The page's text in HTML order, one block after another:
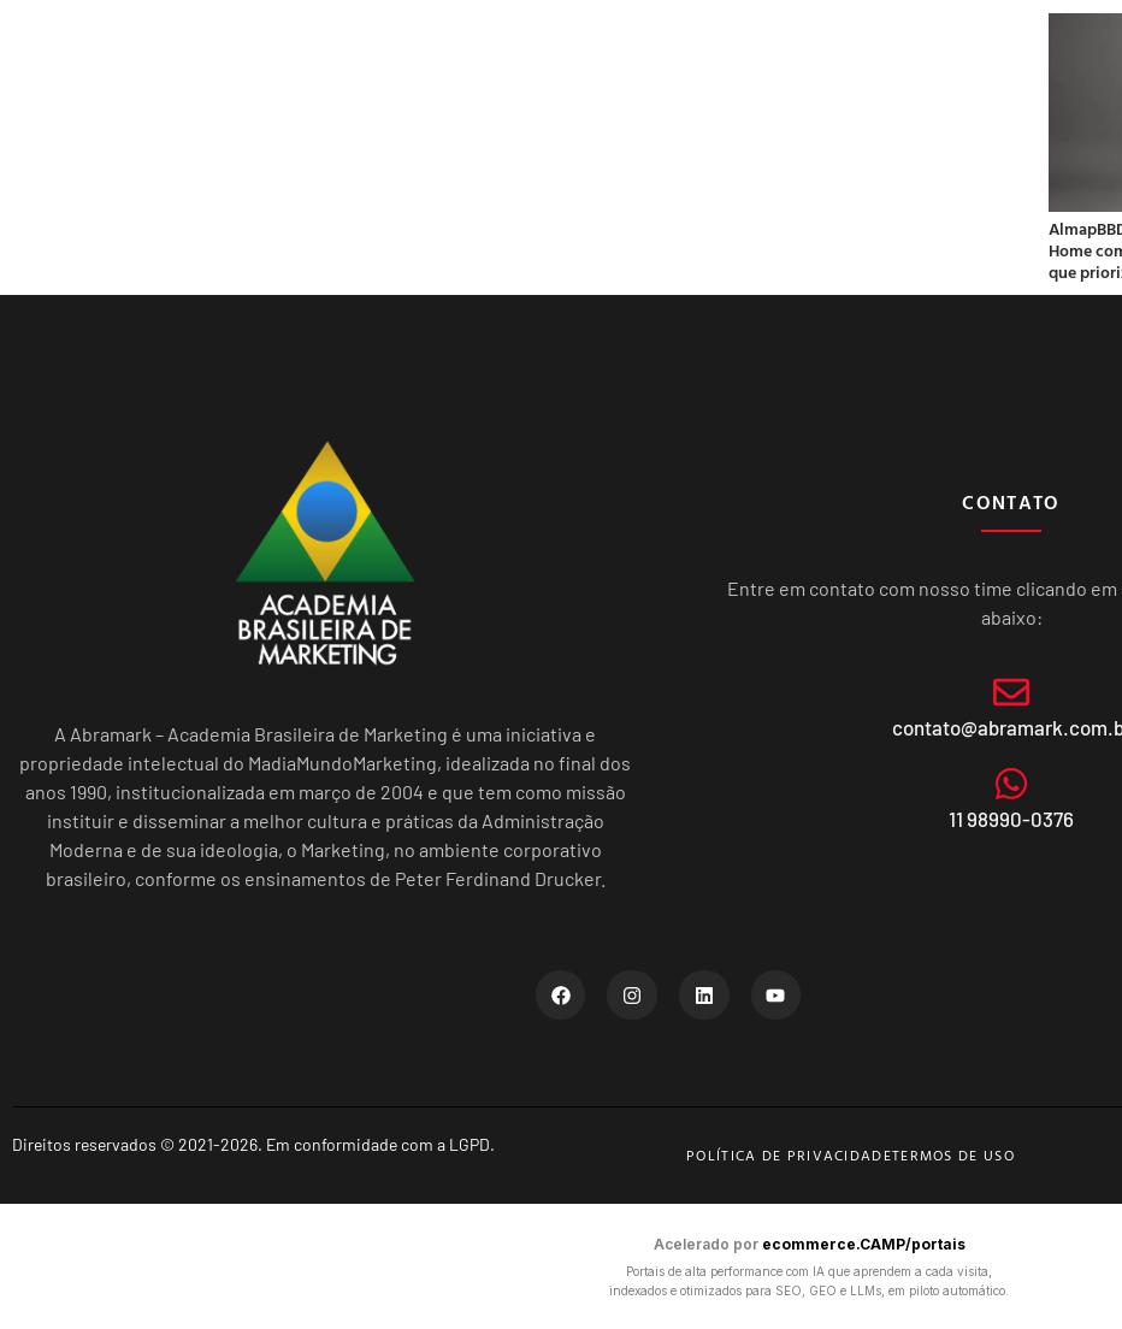
Home
que
A Abramark – Academia Brasileira de Marketing é uma iniciativa e
propriedade intelectual do MadiaMundoMarketing, idealizada no final dos
anos 1990, institucionalizada em março de 2004 e que tem como missão
instituir e disseminar a melhor cultura e práticas da Administração
Moderna e de sua ideologia, o Marketing, no ambiente corporativo
brasileiro, conforme os ensinamentos de Peter Ferdinand Drucker.
CONTATO
Entre em contato com nosso time clicando em
abaixo:
11 98990-0376
Direitos reservados © 2021-2026. Em conformidade com a LGPD. POLÍTICA DE PRIVACIDADETERMOS DE USO
Acelerado por ecommerce.CAMP/portais
Portais de alta performance com IA que aprendem a cada visita,
indexados e otimizados para SEO, GEO e LLMs, em piloto automático.